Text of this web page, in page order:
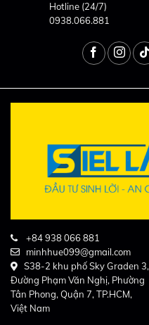
Hotline (24/7)
0938.066.881
+84 938 066 881
minhhue099@gmail.com
S38-2 khu phố Sky Graden 3,
Đường Phạm Văn Nghị, Phường
Tân Phong, Quận 7, TP.HCM,
Việt Nam